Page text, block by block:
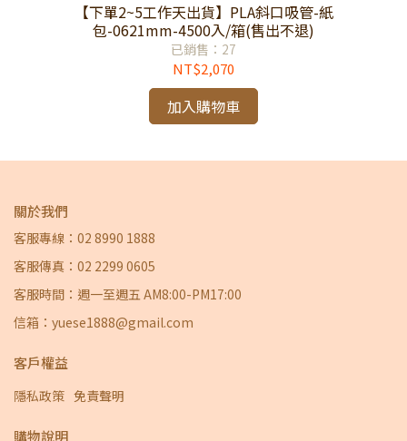
【下單2~5工作天出貨】PLA斜口吸管-紙
包-0621mm-4500入/箱(售出不退)
已銷售：27
NT$2,070
加入購物車
關於我們
客服專線：02 8990 1888
客服傳真：02 2299 0605
客服時間：週一至週五 AM8:00-PM17:00
信箱：yuese1888@gmail.com
客戶權益
隱私政策 免責聲明
購物說明